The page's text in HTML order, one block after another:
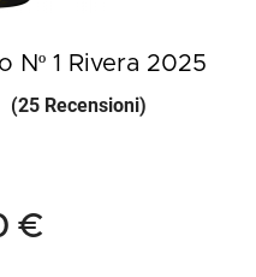
Nº 1 Rivera 2025
(25 Recensioni)
€